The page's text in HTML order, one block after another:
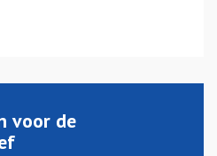
voor de